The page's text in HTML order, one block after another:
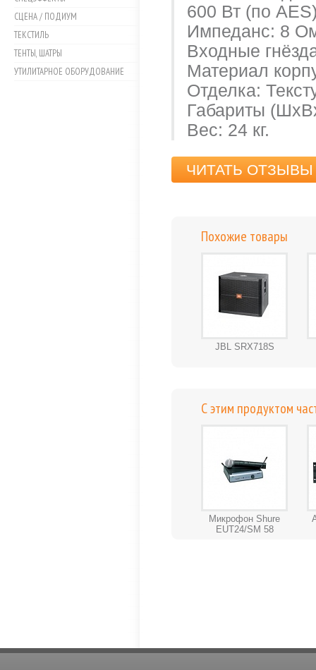
СЦЕНА / ПОДИУМ
ТЕКСТИЛЬ
ТЕНТЫ, ШАТРЫ
УТИЛИТАРНОЕ ОБОРУДОВАНИЕ
600 Вт (по
Импеданс: 8
Входные
Материал
Отделка:
Габариты
Вес: 24 кг.
ЧИТАТЬ ОТЗЫВЫ
Похожие товары
JBL SRX718S
С этим продуктом
Микрофон Shure
EUT24/SM 58